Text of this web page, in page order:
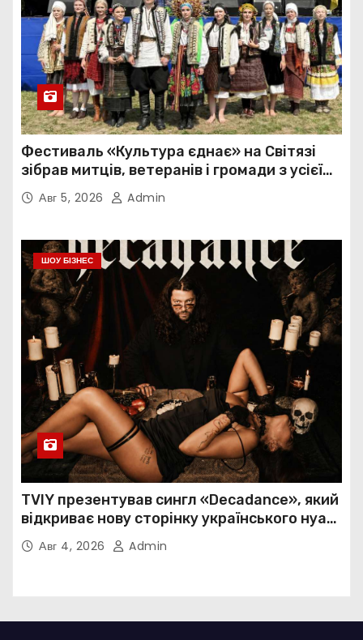
Фестиваль «Культура єднає» на Світязі
зібрав митців, ветеранів і громади з усієї
України
Авг 5, 2026 Admin
ШОУ БІЗНЕС
TVIY презентував сингл «Decadance», який
відкриває нову сторінку українського нуар-
попуАвг 4, 2026 Admin